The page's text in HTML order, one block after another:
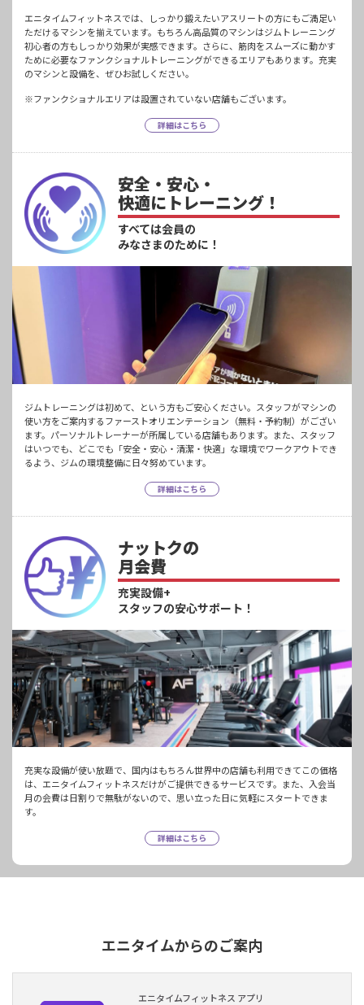
エニタイムフィットネスでは、しっかり鍛えたいアスリートの方にもご満足い
ただけるマシンを揃えています。もちろん高品質のマシンはジムトレーニング
初心者の方もしっかり効果が実感できます。さらに、筋肉をスムーズに動かす
ために必要なファンクショナルトレーニングができるエリアもあります。充実
のマシンと設備を、ぜひお試しください。
※ファンクショナルエリアは設置されていない店舗もございます。
詳細はこちら
安全・安心・
快適にトレーニング！
すべては会員の
みなさまのために！
ジムトレーニングは初めて、という方もご安心ください。スタッフがマシンの
使い方をご案内するファーストオリエンテーション（無料・予約制）がござい
ます。パーソナルトレーナーが所属している店舗もあります。また、スタッフ
はいつでも、どこでも「安全・安心・清潔・快適」な環境でワークアウトでき
るよう、ジムの環境整備に日々努めています。
詳細はこちら
ナットクの
月会費
充実設備+
スタッフの安心サポート！
充実な設備が使い放題で、国内はもちろん世界中の店舗も利用できてこの価格
は、エニタイムフィットネスだけがご提供できるサービスです。また、入会当
月の会費は日割りで無駄がないので、思い立った日に気軽にスタートできま
す。
詳細はこちら
エニタイムからのご案内
エニタイムフィットネス アプリ